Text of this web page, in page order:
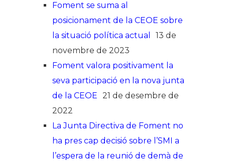
Foment se suma al
posicionament de la CEOE sobre
la situació política actual
13 de
novembre de 2023
Foment valora positivament la
seva participació en la nova junta
de la CEOE 21 de desembre de
2022
La Junta Directiva de Foment no
ha pres cap decisió sobre l’SMI a
l’espera de la reunió de demà de